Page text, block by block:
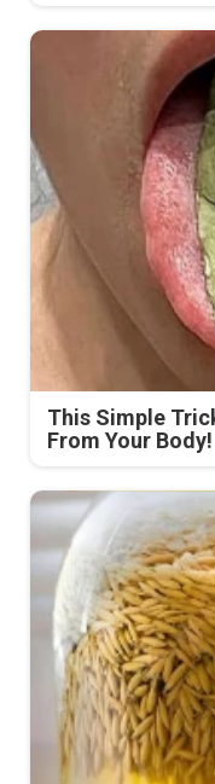
This Simple
From Your Body!